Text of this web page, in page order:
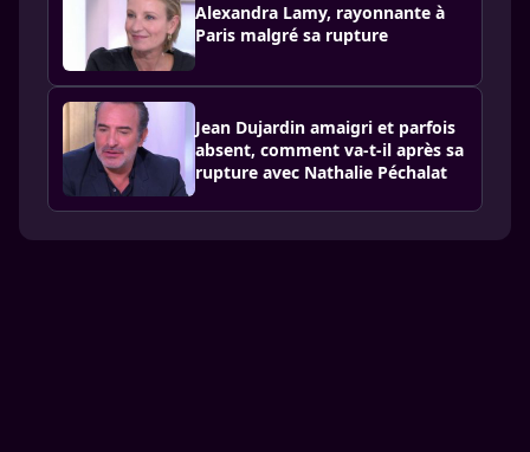
Alexandra Lamy, rayonnante à
Paris malgré sa rupture
Jean Dujardin amaigri et parfois
absent, comment va-t-il après sa
rupture avec Nathalie Péchalat